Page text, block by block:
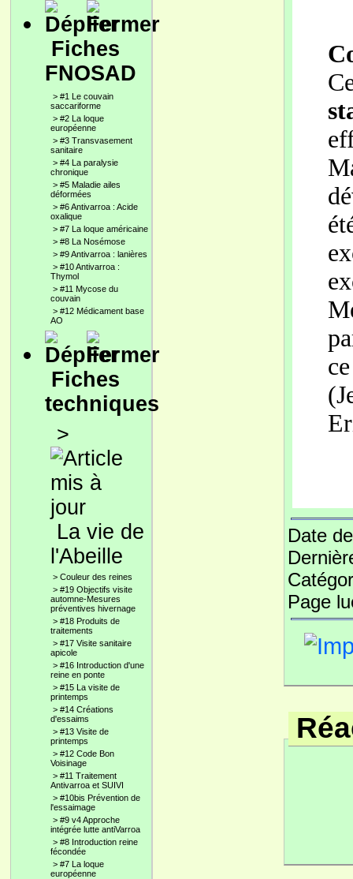
Fiches
FNOSAD
> #1 Le couvain
saccariforme
> #2 La loque
européenne
> #3 Transvasement
sanitaire
> #4 La paralysie
chronique
> #5 Maladie ailes
déformées
> #6 Antivarroa : Acide
oxalique
> #7 La loque américaine
> #8 La Nosémose
> #9 Antivarroa : lanières
> #10 Antivarroa :
Thymol
> #11 Mycose du
couvain
> #12 Médicament base
AO
Fiches
techniques
>
La vie de
l'Abeille
> Couleur des reines
> #19 Objectifs visite
automne-Mesures
préventives hivernage
> #18 Produits de
traitements
> #17 Visite sanitaire
apicole
> #16 Introduction d'une
reine en ponte
> #15 La visite de
printemps
> #14 Créations
d'essaims
> #13 Visite de
printemps
> #12 Code Bon
Voisinage
> #11 Traitement
Antivarroa et SUIVI
> #10bis Prévention de
l'essaimage
> #9 v4 Approche
intégrée lutte antiVarroa
> #8 Introduction reine
fécondée
> #7 La loque
européenne
Date
Page